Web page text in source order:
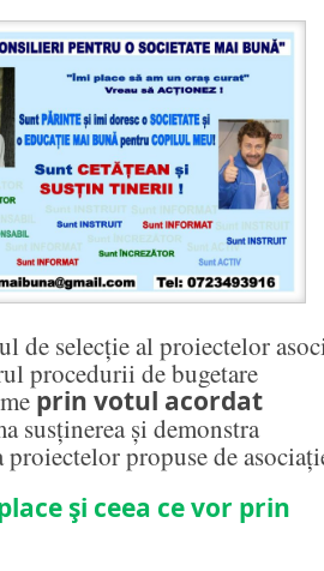
de selecție al proiectelor
procedurii de bugetare
prin votul acordat
susținerea și demonstra
propuse de
şi ceea ce vor prin